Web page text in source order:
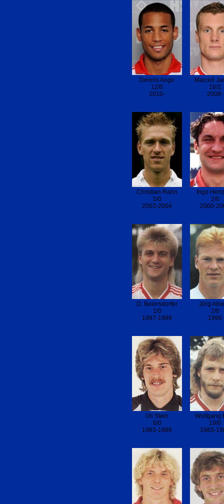
Dennis Aogo
12/0
2010-
Marcell
16/2
2008-
Christian Rahn
5/0
2003-2004
Ingo
2/0
2000-
D. Beiersdorfer
1/0
1997-1998
Jörg
2/0
1996
Uli Stein
6/0
1983-1986
Wolfgang
19/0
1983-